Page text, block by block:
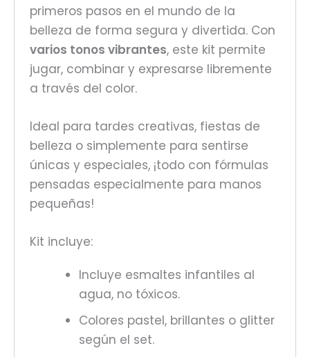
primeros pasos en el mundo de la
belleza de forma segura y divertida. Con
varios tonos vibrantes, este kit permite
jugar, combinar y expresarse libremente
a través del color.
Ideal para tardes creativas, fiestas de
belleza o simplemente para sentirse
únicas y especiales, ¡todo con fórmulas
pensadas especialmente para manos
pequeñas!
Kit incluye:
Incluye esmaltes infantiles al
agua, no tóxicos.
Colores pastel, brillantes o glitter
según el set.